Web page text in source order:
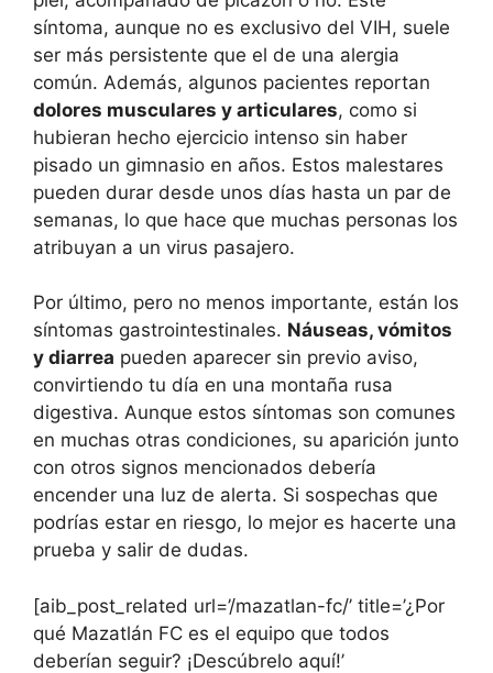
síntoma, aunque no es exclusivo del VIH, suele
ser más persistente que el de una alergia
común. Además, algunos pacientes reportan
dolores musculares y articulares, como si
hubieran hecho ejercicio intenso sin haber
pisado un gimnasio en años. Estos malestares
pueden durar desde unos días hasta un par de
semanas, lo que hace que muchas personas los
atribuyan a un virus pasajero.
Por último, pero no menos importante, están los
síntomas gastrointestinales. Náuseas, vómitos
y diarrea pueden aparecer sin previo aviso,
convirtiendo tu día en una montaña rusa
digestiva. Aunque estos síntomas son comunes
en muchas otras condiciones, su aparición junto
con otros signos mencionados debería
encender una luz de alerta. Si sospechas que
podrías estar en riesgo, lo mejor es hacerte una
prueba y salir de dudas.
[aib_post_related url=’/mazatlan-fc/’ title=’¿Por
qué Mazatlán FC es el equipo que todos
deberían seguir? ¡Descúbrelo aquí!’